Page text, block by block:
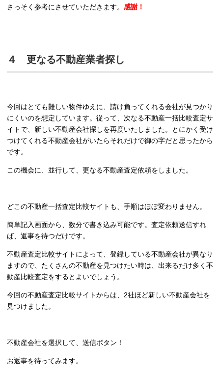
さっそく参考にさせていただきます。 感謝！
４ 更なる不動産業者探し
今回はとても難しい物件ゆえに、請け負ってくれる会社が見つかり
にくいのを想定しています。従って、次なる不動産一括比較査定サ
イトで、新しい不動産会社探しを再度いたしました。とにかく受け
つけてくれる不動産会社がいたらそれだけで御の字だと思ったから
です。
この機会に、並行して、更なる不動産査定依頼をしました。
どこの不動産一括査定比較サイトも、手順はほぼ変わりません。
簡単記入画面から、数分で書き込み可能です。査定依頼送信すれ
ば、返事を待つだけです。
不動産査定比較サイトによって、登録している不動産会社が異なり
ますので、たくさんの不動産を見つけたい時は、出来るだけ多く不
動産比較査定をするとよいでしょう。
今回の不動産査定比較サイトからは、2社ほど新しい不動産会社を
見つけました。
不動産会社を選択して、送信ボタン！
お返事を待ってみます。